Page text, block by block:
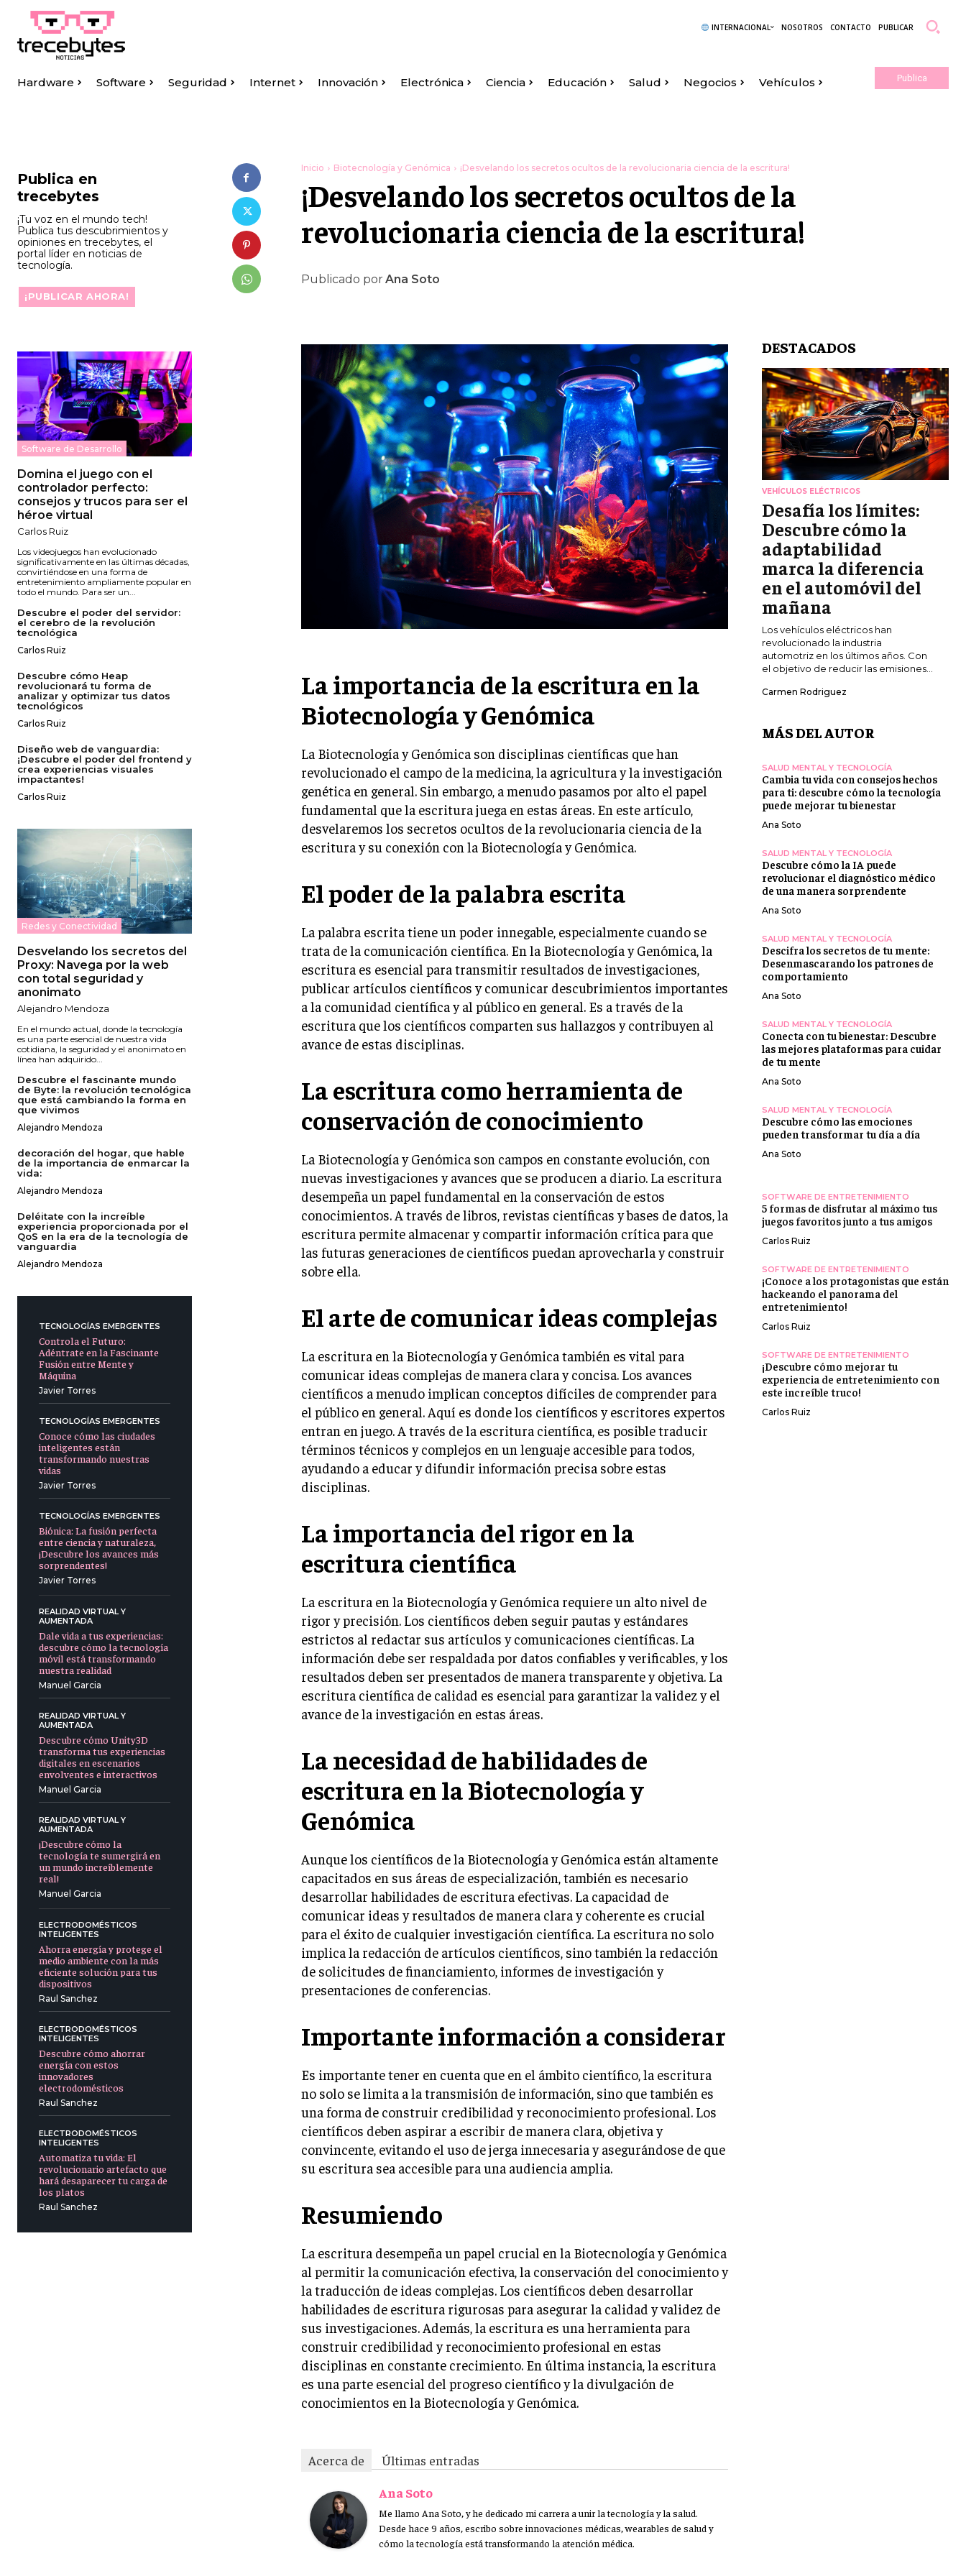
INTERNACIONAL NOSOTROS CONTACTO PUBLICAR
Hardware Software Seguridad Internet Innovación Electrónica Ciencia Educación Salud Negocios Vehículos Publica
Publica en
trecebytes
¡Tu voz en el mundo tech!
Publica tus descubrimientos y
opiniones en trecebytes, el
portal líder en noticias de
tecnología.
¡PUBLICAR AHORA!
Software de Desarrollo
Domina el juego con el
controlador perfecto:
consejos y trucos para ser el
héroe virtual
Carlos Ruiz
Los videojuegos han evolucionado
significativamente en las últimas décadas,
convirtiéndose en una forma de
entretenimiento ampliamente popular en
todo el mundo. Para ser un...
Descubre el poder del servidor:
el cerebro de la revolución
tecnológica
Carlos Ruiz
Descubre cómo Heap
revolucionará tu forma de
analizar y optimizar tus datos
tecnológicos
Carlos Ruiz
Diseño web de vanguardia:
¡Descubre el poder del frontend y
crea experiencias visuales
impactantes!
Carlos Ruiz
Redes y Conectividad
Desvelando los secretos del
Proxy: Navega por la web
con total seguridad y
anonimato
Alejandro Mendoza
En el mundo actual, donde la tecnología
es una parte esencial de nuestra vida
cotidiana, la seguridad y el anonimato en
línea han adquirido...
Descubre el fascinante mundo
de Byte: la revolución tecnológica
que está cambiando la forma en
que vivimos
Alejandro Mendoza
decoración del hogar, que hable
de la importancia de enmarcar la
vida:
Alejandro Mendoza
Deléitate con la increíble
experiencia proporcionada por el
QoS en la era de la tecnología de
vanguardia
Alejandro Mendoza
TECNOLOGÍAS EMERGENTES
Controla el Futuro:
Adéntrate en la Fascinante
Fusión entre Mente y
Máquina
Javier Torres
TECNOLOGÍAS EMERGENTES
Conoce cómo las ciudades
inteligentes están
transformando nuestras
vidas
Javier Torres
TECNOLOGÍAS EMERGENTES
Biónica: La fusión perfecta
entre ciencia y naturaleza,
¡Descubre los avances más
sorprendentes!
Javier Torres
REALIDAD VIRTUAL Y
AUMENTADA
Dale vida a tus experiencias:
descubre cómo la tecnología
móvil está transformando
nuestra realidad
Manuel Garcia
REALIDAD VIRTUAL Y
AUMENTADA
Descubre cómo Unity3D
transforma tus experiencias
digitales en escenarios
envolventes e interactivos
Manuel Garcia
REALIDAD VIRTUAL Y
AUMENTADA
¡Descubre cómo la
tecnología te sumergirá en
un mundo increíblemente
real!
Manuel Garcia
ELECTRODOMÉSTICOS
INTELIGENTES
Ahorra energía y protege el
medio ambiente con la más
eficiente solución para tus
dispositivos
Raul Sanchez
ELECTRODOMÉSTICOS
INTELIGENTES
Descubre cómo ahorrar
energía con estos
innovadores
electrodomésticos
Raul Sanchez
ELECTRODOMÉSTICOS
INTELIGENTES
Automatiza tu vida: El
revolucionario artefacto que
hará desaparecer tu carga de
los platos
Raul Sanchez
Inicio Biotecnología y Genómica ¡Desvelando los secretos ocultos de la revolucionaria ciencia de la escritura!
¡Desvelando los secretos ocultos de la
revolucionaria ciencia de la escritura!
Publicado por Ana Soto
La importancia de la escritura en la
Biotecnología y Genómica
La Biotecnología y Genómica son disciplinas científicas que han
revolucionado el campo de la medicina, la agricultura y la investigación
genética en general. Sin embargo, a menudo pasamos por alto el papel
fundamental que la escritura juega en estas áreas. En este artículo,
desvelaremos los secretos ocultos de la revolucionaria ciencia de la
escritura y su conexión con la Biotecnología y Genómica.
El poder de la palabra escrita
La palabra escrita tiene un poder innegable, especialmente cuando se
trata de la comunicación científica. En la Biotecnología y Genómica, la
escritura es esencial para transmitir resultados de investigaciones,
publicar artículos científicos y comunicar descubrimientos importantes
a la comunidad científica y al público en general. Es a través de la
escritura que los científicos comparten sus hallazgos y contribuyen al
avance de estas disciplinas.
La escritura como herramienta de
conservación de conocimiento
La Biotecnología y Genómica son campos en constante evolución, con
nuevas investigaciones y avances que se producen a diario. La escritura
desempeña un papel fundamental en la conservación de estos
conocimientos. A través de libros, revistas científicas y bases de datos, la
escritura permite almacenar y compartir información crítica para que
las futuras generaciones de científicos puedan aprovecharla y construir
sobre ella.
El arte de comunicar ideas complejas
La escritura en la Biotecnología y Genómica también es vital para
comunicar ideas complejas de manera clara y concisa. Los avances
científicos a menudo implican conceptos difíciles de comprender para
el público en general. Aquí es donde los científicos y escritores expertos
entran en juego. A través de la escritura científica, es posible traducir
términos técnicos y complejos en un lenguaje accesible para todos,
ayudando a educar y difundir información precisa sobre estas
disciplinas.
La importancia del rigor en la
escritura científica
La escritura en la Biotecnología y Genómica requiere un alto nivel de
rigor y precisión. Los científicos deben seguir pautas y estándares
estrictos al redactar sus artículos y comunicaciones científicas. La
información debe ser respaldada por datos confiables y verificables, y los
resultados deben ser presentados de manera transparente y objetiva. La
escritura científica de calidad es esencial para garantizar la validez y el
avance de la investigación en estas áreas.
La necesidad de habilidades de
escritura en la Biotecnología y
Genómica
Aunque los científicos de la Biotecnología y Genómica están altamente
capacitados en sus áreas de especialización, también es necesario
desarrollar habilidades de escritura efectivas. La capacidad de
comunicar ideas y resultados de manera clara y coherente es crucial
para el éxito de cualquier investigación científica. La escritura no solo
implica la redacción de artículos científicos, sino también la redacción
de solicitudes de financiamiento, informes de investigación y
presentaciones de conferencias.
Importante información a considerar
Es importante tener en cuenta que en el ámbito científico, la escritura
no solo se limita a la transmisión de información, sino que también es
una forma de construir credibilidad y reconocimiento profesional. Los
científicos deben aspirar a escribir de manera clara, objetiva y
convincente, evitando el uso de jerga innecesaria y asegurándose de que
su escritura sea accesible para una audiencia amplia.
Resumiendo
La escritura desempeña un papel crucial en la Biotecnología y Genómica
al permitir la comunicación efectiva, la conservación del conocimiento y
la traducción de ideas complejas. Los científicos deben desarrollar
habilidades de escritura rigurosas para asegurar la calidad y validez de
sus investigaciones. Además, la escritura es una herramienta para
construir credibilidad y reconocimiento profesional en estas
disciplinas en constante crecimiento. En última instancia, la escritura
es una parte esencial del progreso científico y la divulgación de
conocimientos en la Biotecnología y Genómica.
Acerca de
Últimas entradas
Ana Soto
Me llamo Ana Soto, y he dedicado mi carrera a unir la tecnología y la salud.
Desde hace 9 años, escribo sobre innovaciones médicas, wearables de salud y
cómo la tecnología está transformando la atención médica.
DESTACADOS
VEHÍCULOS ELÉCTRICOS
Desafía los límites:
Descubre cómo la
adaptabilidad
marca la diferencia
en el automóvil del
mañana
Los vehículos eléctricos han
revolucionado la industria
automotriz en los últimos años. Con
el objetivo de reducir las emisiones...
Carmen Rodriguez
MÁS DEL AUTOR
SALUD MENTAL Y TECNOLOGÍA
Cambia tu vida con consejos hechos
para ti: descubre cómo la tecnología
puede mejorar tu bienestar
Ana Soto
SALUD MENTAL Y TECNOLOGÍA
Descubre cómo la IA puede
revolucionar el diagnóstico médico
de una manera sorprendente
Ana Soto
SALUD MENTAL Y TECNOLOGÍA
Descifra los secretos de tu mente:
Desenmascarando los patrones de
comportamiento
Ana Soto
SALUD MENTAL Y TECNOLOGÍA
Conecta con tu bienestar: Descubre
las mejores plataformas para cuidar
de tu mente
Ana Soto
SALUD MENTAL Y TECNOLOGÍA
Descubre cómo las emociones
pueden transformar tu día a día
Ana Soto
SOFTWARE DE ENTRETENIMIENTO
5 formas de disfrutar al máximo tus
juegos favoritos junto a tus amigos
Carlos Ruiz
SOFTWARE DE ENTRETENIMIENTO
¡Conoce a los protagonistas que están
hackeando el panorama del
entretenimiento!
Carlos Ruiz
SOFTWARE DE ENTRETENIMIENTO
¡Descubre cómo mejorar tu
experiencia de entretenimiento con
este increíble truco!
Carlos Ruiz